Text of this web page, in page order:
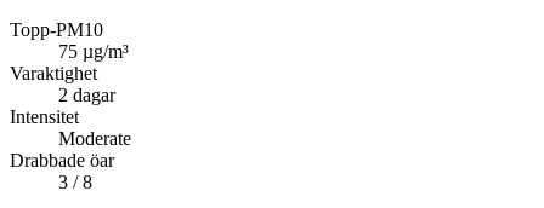
Topp-PM10
75 µg/m³
Varaktighet
2 dagar
Intensitet
Moderate
Drabbade öar
3 / 8